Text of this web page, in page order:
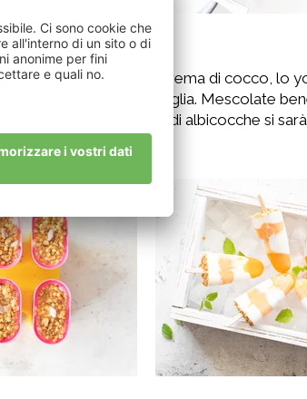
in una ciotolina la crema di cocco, lo
mezzo baccello di vaniglia. Mescolate
a quando il composto di albicocche si